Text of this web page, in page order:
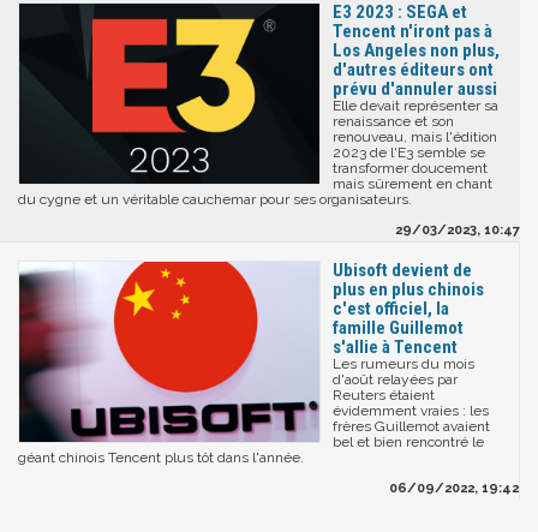
E3 2023 : SEGA et
Tencent n'iront pas à
Los Angeles non plus,
d'autres éditeurs ont
prévu d'annuler aussi
Elle devait représenter sa
renaissance et son
renouveau, mais l'édition
2023 de l'E3 semble se
transformer doucement
mais sûrement en chant
du cygne et un véritable cauchemar pour ses organisateurs.
29/03/2023, 10:47
Ubisoft devient de
plus en plus chinois
c'est officiel, la
famille Guillemot
s'allie à Tencent
Les rumeurs du mois
d'août relayées par
Reuters étaient
évidemment vraies : les
frères Guillemot avaient
bel et bien rencontré le
géant chinois Tencent plus tôt dans l'année.
06/09/2022, 19:42